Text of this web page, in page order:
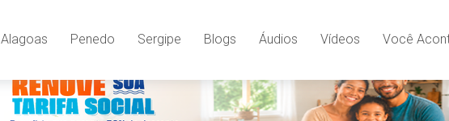
Alagoas Penedo Sergipe Blogs Áudios Vídeos Você